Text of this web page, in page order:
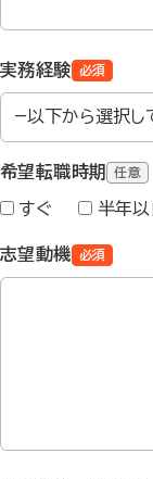
実務経験 必須
希望転職時期 任意
すぐ 半年
志望動機 必須